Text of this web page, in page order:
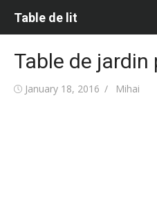
Table de lit
Table de jardin
Posted
January 18, 2016 Author
Mihai